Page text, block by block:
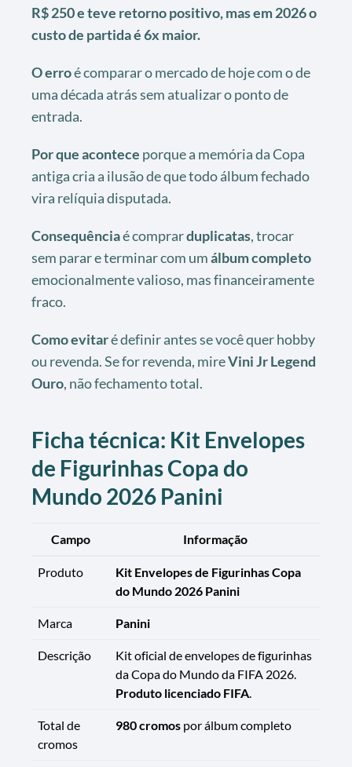
R$ 250 e teve retorno positivo, mas em 2026 o
custo de partida é 6x maior.
O erroé comparar o mercado de hoje com o de
uma década atrás sem atualizar o ponto de
entrada.
Por que acontece porque a memória da Copa
antiga cria a ilusão de que todo álbum fechado
vira relíquia disputada.
Consequênciaé comprarduplicatas, trocar
sem parar e terminar com umálbum completo
emocionalmente valioso, mas financeiramente
fraco.
Como evitaré definir antes se você quer hobby
ou revenda. Se for revenda, mireVini Jr Legend
Ouro, não fechamento total.
Ficha técnica: Kit Envelopes
de Figurinhas Copa do
Mundo 2026 Panini
Campo Informação
Produto
Kit Envelopes de Figurinhas Copa
do Mundo 2026 Panini
Marca Panini
Descrição
Kit oficial de envelopes de figurinhas
da Copa do Mundo da FIFA 2026.
Produto licenciado FIFA.
Total de
cromos
980 cromos por álbum completo